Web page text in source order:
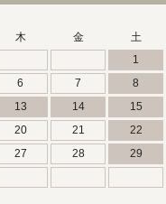
木 金
土
1
6 7
8
13 14
15
20 21
22
27 28
29